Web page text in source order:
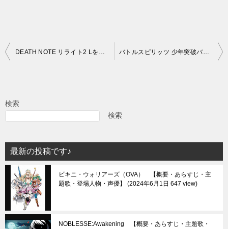
投
ビ
シ
ョ
ン
バトルスピリッツ 少年突破バシン 【概要・あらすじ・主題歌・登場人物・声優】
検索
検索
最新の投稿です♪
ビキニ・ウォリアーズ（OVA） 【概要・あらすじ・主
題歌・登場人物・声優】
2024年6月1日 647 view
NOBLESSE:Awakening 【概要・あらすじ・主題歌・